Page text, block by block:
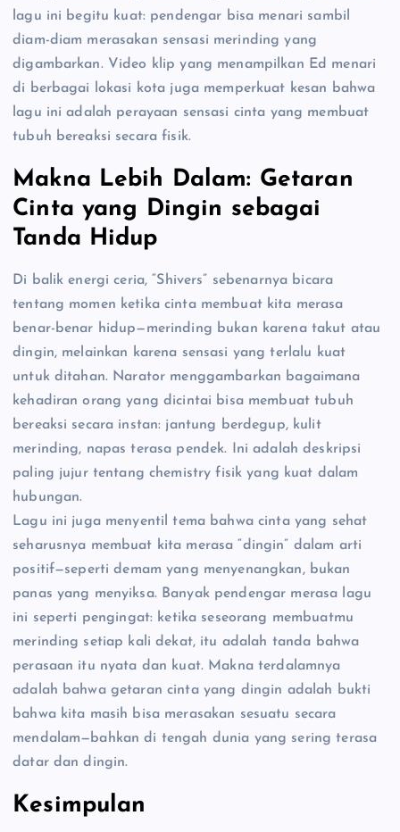
lagu ini begitu kuat: pendengar bisa menari sambil
diam-diam merasakan sensasi merinding yang
digambarkan. Video klip yang menampilkan Ed menari
di berbagai lokasi kota juga memperkuat kesan bahwa
lagu ini adalah perayaan sensasi cinta yang membuat
tubuh bereaksi secara fisik.
Makna Lebih Dalam: Getaran
Cinta yang Dingin sebagai
Tanda Hidup
Di balik energi ceria, “Shivers” sebenarnya bicara
tentang momen ketika cinta membuat kita merasa
benar-benar hidup—merinding bukan karena takut atau
dingin, melainkan karena sensasi yang terlalu kuat
untuk ditahan. Narator menggambarkan bagaimana
kehadiran orang yang dicintai bisa membuat tubuh
bereaksi secara instan: jantung berdegup, kulit
merinding, napas terasa pendek. Ini adalah deskripsi
paling jujur tentang chemistry fisik yang kuat dalam
hubungan.
Lagu ini juga menyentil tema bahwa cinta yang sehat
seharusnya membuat kita merasa “dingin” dalam arti
positif—seperti demam yang menyenangkan, bukan
panas yang menyiksa. Banyak pendengar merasa lagu
ini seperti pengingat: ketika seseorang membuatmu
merinding setiap kali dekat, itu adalah tanda bahwa
perasaan itu nyata dan kuat. Makna terdalamnya
adalah bahwa getaran cinta yang dingin adalah bukti
bahwa kita masih bisa merasakan sesuatu secara
mendalam—bahkan di tengah dunia yang sering terasa
datar dan dingin.
Kesimpulan